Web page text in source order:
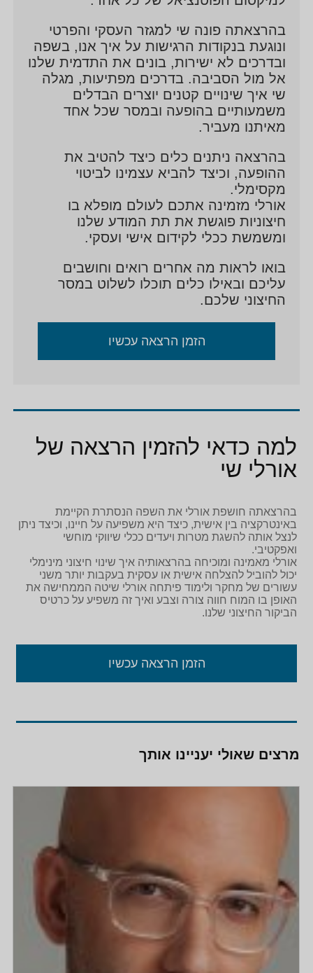
בהרצאתה פונה שי למגזר העסקי והפרטי
ונוגעת בנקודות הרגישות על איך אנו, בשפה
ובדרכים לא ישירות, בונים את התדמית שלנו
אל מול הסביבה. בדרכים מפתיעות, מגלה
שי איך שינויים קטנים יוצרים הבדלים
משמעותיים בהופעה ובמסר שכל אחד
מאיתנו מעביר.
בהרצאה ניתנים כלים כיצד להטיב את
ההופעה, וכיצד להביא עצמינו לביטוי
מקסימלי.
אורלי מזמינה אתכם לעולם מופלא בו
חיצוניות פוגשת את תת המודע שלנו
ומשמשת ככלי לקידום אישי ועסקי.
בואו לראות מה אחרים רואים וחושבים
עליכם ובאילו כלים תוכלו לשלוט במסר
החיצוני שלכם.
הזמן הרצאה עכשיו
למה כדאי להזמין הרצאה של
אורלי שי
בהרצאתה חושפת אורלי את השפה הנסתרת הקיימת
באינטרקציה בין אישית, כיצד היא משפיעה על חיינו, וכיצד ניתן
לנצל אותה להשגת מטרות ויעדים ככלי שיווקי מוחשי
ואפקטיבי.
אורלי מאמינה ומוכיחה בהרצאותיה איך שינוי חיצוני מינימלי
יכול להוביל להצלחה אישית או עסקית בעקבות יותר משני
עשורים של מחקר ולימוד פיתחה אורלי שיטה הממחישה את
האופן בו המוח חווה צורה וצבע ואיך זה משפיע על כרטיס
הביקור החיצוני שלנו.
הזמן הרצאה עכשיו
מרצים שאולי יעניינו אותך